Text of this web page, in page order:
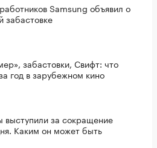
Samsung объявил о
забастовке
забастовки, Свифт: что
год в зарубежном кино
за сокращение
Каким он может быть